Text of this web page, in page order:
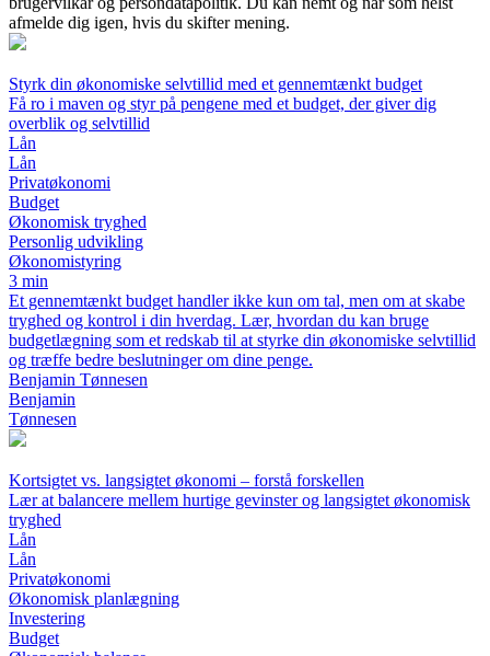
afmelde dig igen, hvis du skifter mening.
Styrk din økonomiske selvtillid med et gennemtænkt budget
Få ro i maven og styr på pengene med et budget, der giver dig
overblik og selvtillid
Lån
Lån
Privatøkonomi
Budget
Økonomisk tryghed
Personlig udvikling
Økonomistyring
3 min
Et gennemtænkt budget handler ikke kun om tal, men om at skabe
tryghed og kontrol i din hverdag. Lær, hvordan du kan bruge
budgetlægning som et redskab til at styrke din økonomiske selvtillid
og træffe bedre beslutninger om dine penge.
Benjamin Tønnesen
Benjamin
Tønnesen
Kortsigtet vs. langsigtet økonomi – forstå forskellen
Lær at balancere mellem hurtige gevinster og langsigtet økonomisk
tryghed
Lån
Lån
Privatøkonomi
Økonomisk planlægning
Investering
Budget